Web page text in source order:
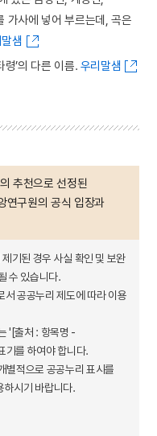
가사에 넣어 부르는데, 곡은
샘
’의 다른 이름. 우리말샘
추천으로 선정된
연구원의 공식 입장과
기된 경우 사실 확인 및 보완
수 있습니다.
공공누리 제도에 따라 이용
'[출처 : 항목명 -
기를 하여야 합니다.
별적으로 공공누리 표시를
하시기 바랍니다.